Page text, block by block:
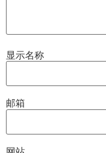
显示名称
邮箱